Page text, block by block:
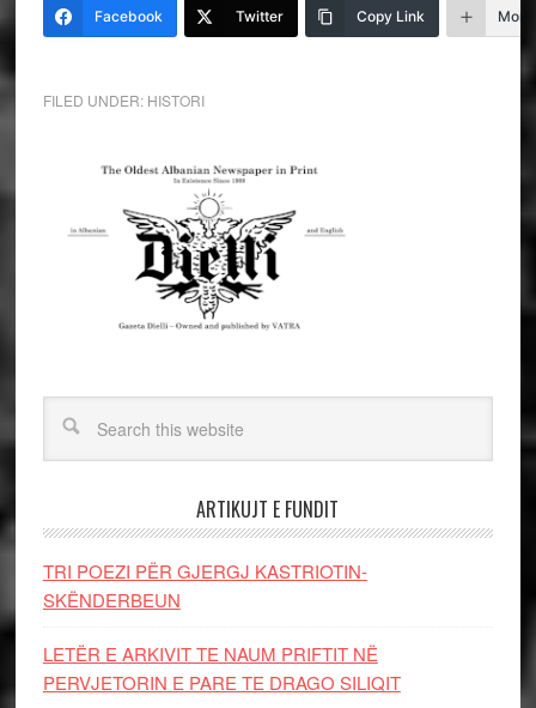
Facebook Twitter Copy Link More
FILED UNDER: HISTORI
ARTIKUJT E FUNDIT
TRI POEZI PËR GJERGJ KASTRIOTIN-
SKËNDERBEUN
LETËR E ARKIVIT TE NAUM PRIFTIT NË
PERVJETORIN E PARE TE DRAGO SILIQIT